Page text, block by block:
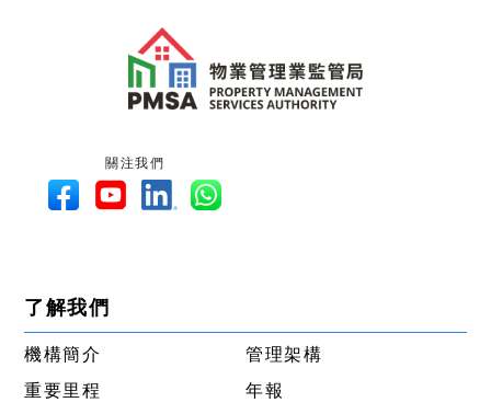
關注我們
了解我們
機構簡介
管理架構
重要里程
年報